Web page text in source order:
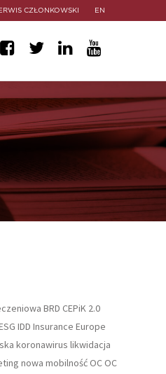
CZŁONKOWSKI EN
BRD CEPiK 2.0
IDD Insurance Europe
koronawirus likwidacja
nowa mobilność OC OC